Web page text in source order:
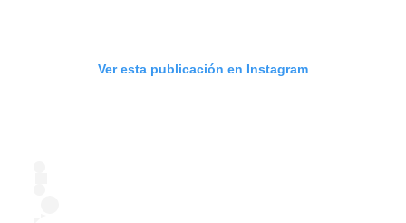
Ver esta publicación en Instagram